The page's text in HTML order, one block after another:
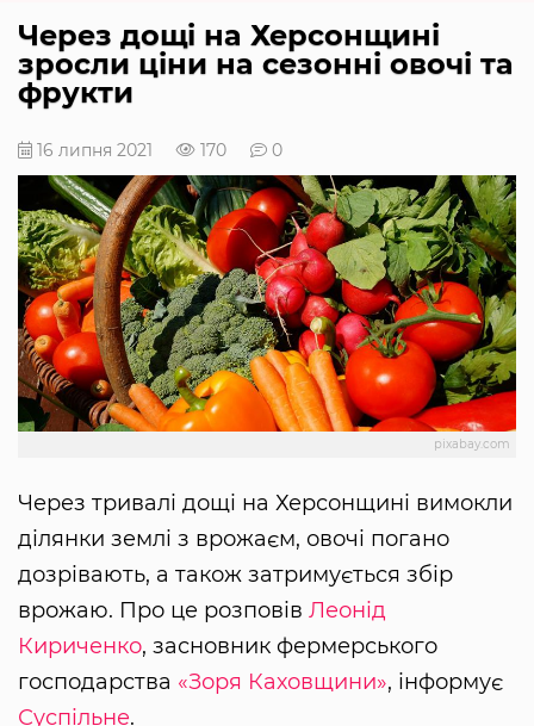
Через дощі на Херсонщині
зросли ціни на сезонні овочі та
фрукти
16 липня 2021 170 0
pixabay.com
Через тривалі дощі на Херсонщині вимокли
ділянки землі з врожаєм, овочі погано
дозрівають, а також затримується збір
врожаю. Про це розповів Леонід
Кириченко, засновник фермерського
господарства «Зоря Каховщини», інформує
Суспільне.